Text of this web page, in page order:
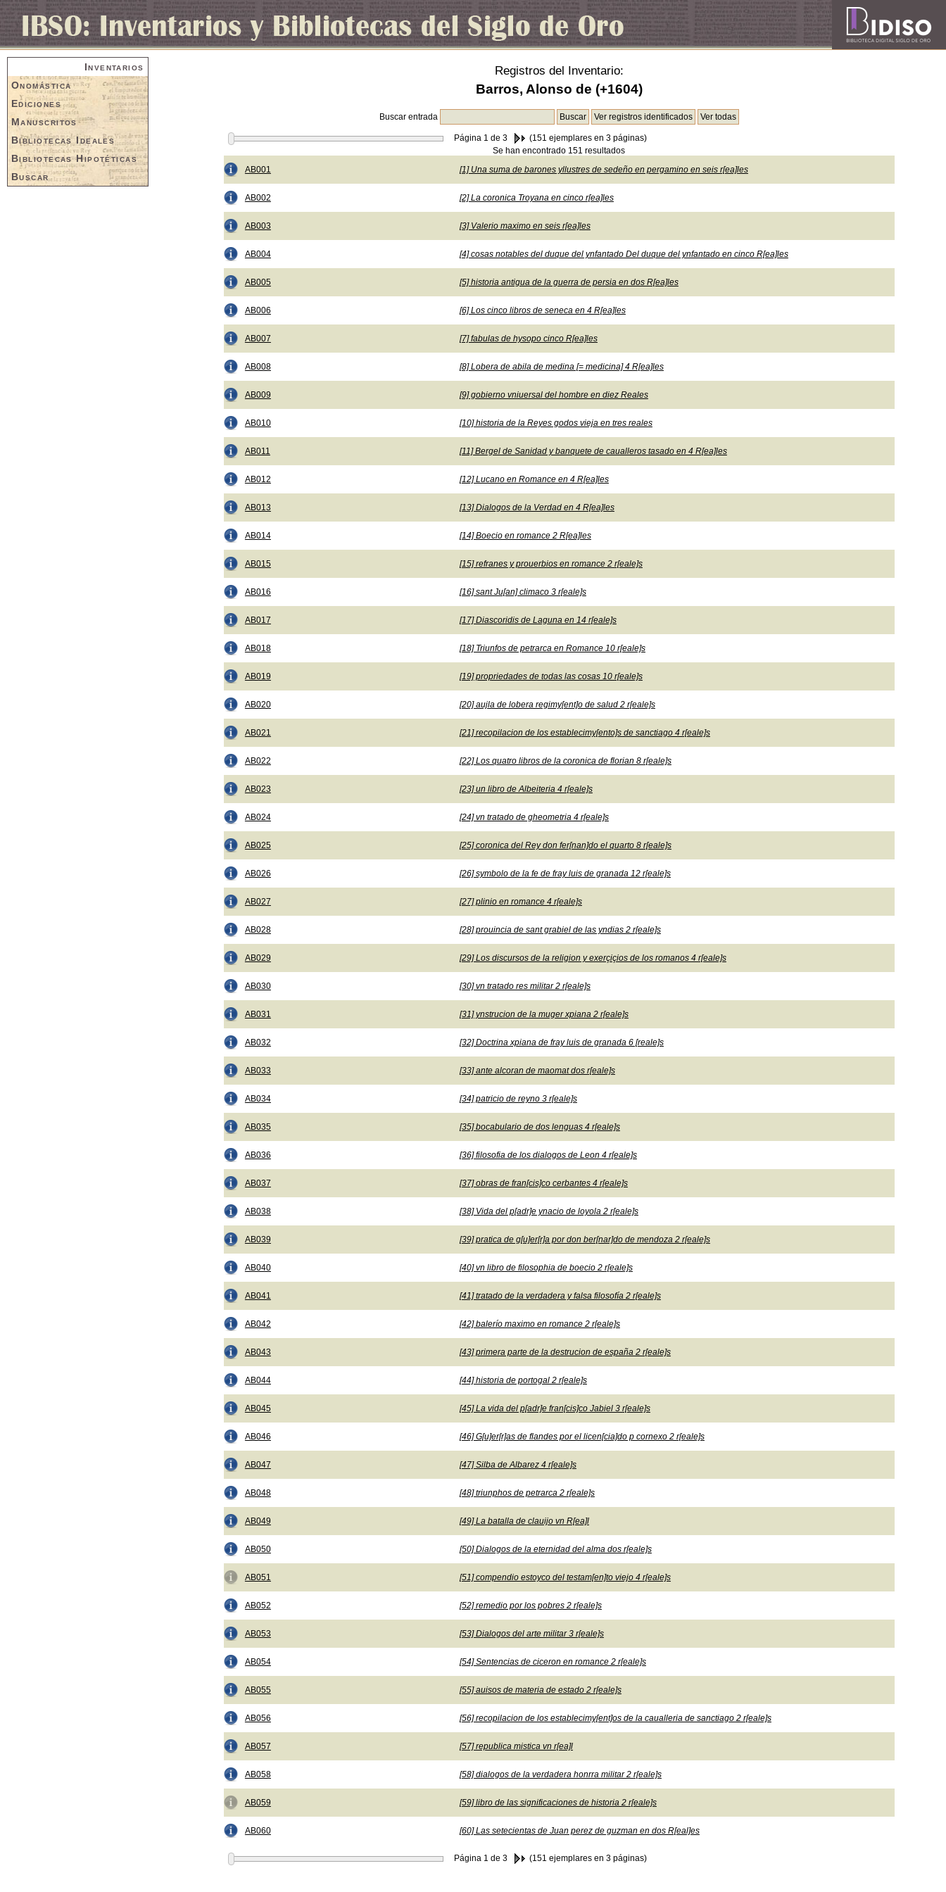
Inventarios
Onomástica
Ediciones
Manuscritos
Bibliotecas Ideales
Bibliotecas Hipotéticas
Buscar
Registros del Inventario:
Barros, Alonso de (+1604)
Buscar entrada
Página 1 de 3
(151 ejemplares en 3 páginas)
Se han encontrado 151 resultados
AB001
[1] Una suma de barones yllustres de sedeño en pergamino en seis r[ea]les
AB002 [2] La coronica Troyana en cinco r[ea]les
AB003 [3] Valerio maximo en seis r[ea]les
AB004 [4] cosas notables del duque del ynfantado Del duque del ynfantado en cinco R[ea]les
AB005 [5] historia antigua de la guerra de persia en dos R[ea]les
AB006 [6] Los cinco libros de seneca en 4 R[ea]les
AB007 [7] fabulas de hysopo cinco R[ea]les
AB008 [8] Lobera de abila de medina [= medicina] 4 R[ea]les
AB009 [9] gobierno vniuersal del hombre en diez Reales
AB010 [10] historia de la Reyes godos vieja en tres reales
AB011 [11] Bergel de Sanidad y banquete de caualleros tasado en 4 R[ea]les
AB012 [12] Lucano en Romance en 4 R[ea]les
AB013 [13] Dialogos de la Verdad en 4 R[ea]les
AB014 [14] Boecio en romance 2 R[ea]les
AB015 [15] refranes y prouerbios en romance 2 r[eale]s
AB016 [16] sant Ju[an] climaco 3 r[eale]s
AB017 [17] Diascoridis de Laguna en 14 r[eale]s
AB018 [18] Triunfos de petrarca en Romance 10 r[eale]s
AB019 [19] propriedades de todas las cosas 10 r[eale]s
AB020 [20] aujla de lobera regimy[ent]o de salud 2 r[eale]s
AB021 [21] recopilacion de los establecimy[ento]s de sanctiago 4 r[eale]s
AB022 [22] Los quatro libros de la coronica de florian 8 r[eale]s
AB023 [23] un libro de Albeiteria 4 r[eale]s
AB024 [24] vn tratado de gheometria 4 r[eale]s
AB025 [25] coronica del Rey don fer[nan]do el quarto 8 r[eale]s
AB026 [26] symbolo de la fe de fray luis de granada 12 r[eale]s
AB027 [27] plinio en romance 4 r[eale]s
AB028 [28] prouincia de sant grabiel de las yndias 2 r[eale]s
AB029 [29] Los discursos de la religion y exerçiçios de los romanos 4 r[eale]s
AB030 [30] vn tratado res militar 2 r[eale]s
AB031 [31] ynstrucion de la muger xpiana 2 r[eale]s
AB032 [32] Doctrina xpiana de fray luis de granada 6 [reale]s
AB033 [33] ante alcoran de maomat dos r[eale]s
AB034 [34] patricio de reyno 3 r[eale]s
AB035 [35] bocabulario de dos lenguas 4 r[eale]s
AB036 [36] filosofia de los dialogos de Leon 4 r[eale]s
AB037 [37] obras de fran[cis]co cerbantes 4 r[eale]s
AB038 [38] Vida del p[adr]e ynacio de loyola 2 r[eale]s
AB039 [39] pratica de g[u]er[r]a por don ber[nar]do de mendoza 2 r[eale]s
AB040 [40] vn libro de filosophia de boecio 2 r[eale]s
AB041 [41] tratado de la verdadera y falsa filosofía 2 r[eale]s
AB042 [42] balerío maximo en romance 2 r[eale]s
AB043 [43] primera parte de la destrucion de españa 2 r[eale]s
AB044 [44] historia de portogal 2 r[eale]s
AB045 [45] La vida del p[adr]e fran[cis]co Jabiel 3 r[eale]s
AB046 [46] G[u]er[r]as de flandes por el licen[cia]do p cornexo 2 r[eale]s
AB047 [47] Silba de Albarez 4 r[eale]s
AB048 [48] triunphos de petrarca 2 r[eale]s
AB049 [49] La batalla de clauijo vn R[ea]l
AB050 [50] Dialogos de la eternidad del alma dos r[eale]s
AB051 [51] compendio estoyco del testam[en]to viejo 4 r[eale]s
AB052 [52] remedio por los pobres 2 r[eale]s
AB053 [53] Dialogos del arte militar 3 r[eale]s
AB054 [54] Sentencias de ciceron en romance 2 r[eale]s
AB055 [55] auisos de materia de estado 2 r[eale]s
AB056 [56] recopilacion de los establecimy[ent]os de la caualleria de sanctiago 2 r[eale]s
AB057 [57] republica mistica vn r[ea]l
AB058 [58] dialogos de la verdadera honrra militar 2 r[eale]s
AB059 [59] libro de las significaciones de historia 2 r[eale]s
AB060 [60] Las setecientas de Juan perez de guzman en dos R[eal]es
Página 1 de 3 (151 ejemplares en 3 páginas)